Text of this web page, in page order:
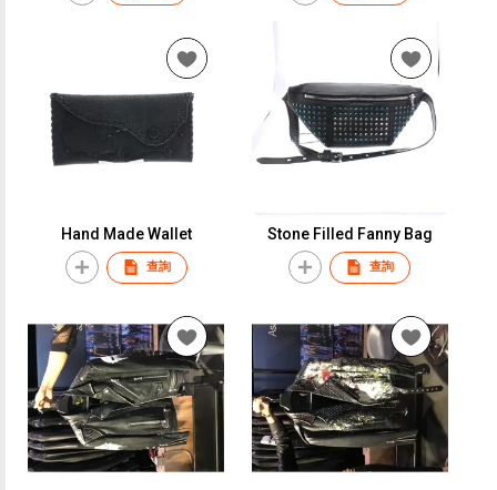
Hand Made Wallet
查詢
Stone Filled Fanny Bag
查詢